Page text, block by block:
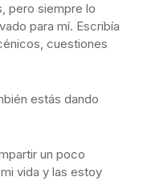
pero siempre lo
para mí. Escribía
cuestiones
estás dando
un poco
vida y las estoy